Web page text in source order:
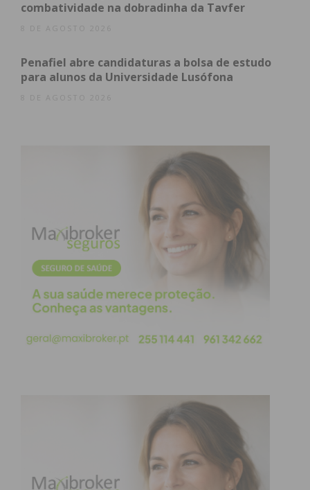
e Ave (APICAVE).
Subscreva a newsletter do
obtenha de forma regular a informação
atualizada.
Eu li e concordo com os
combatividade na dobradinha da Tavfer
8 DE AGOSTO 2026
Penafiel abre candidaturas a bolsa de estudo
para alunos da Universidade Lusófona
8 DE AGOSTO 2026